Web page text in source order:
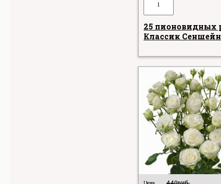
25 пионовидных
Классик